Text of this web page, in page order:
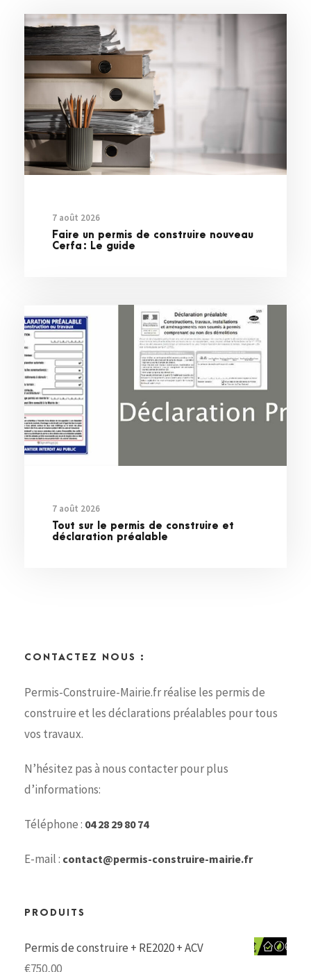
7 août 2026
Faire un permis de construire nouveau
Cerfa : Le guide
7 août 2026
Tout sur le permis de construire et
déclaration préalable
CONTACTEZ NOUS :
Permis-Construire-Mairie.fr réalise les permis de
construire et les déclarations préalables pour tous
vos travaux.
N’hésitez pas à nous contacter pour plus
d’informations:
Téléphone : 04 28 29 80 74
E-mail : contact@permis-construire-mairie.fr
PRODUITS
Permis de construire + RE2020 + ACV
€750,00